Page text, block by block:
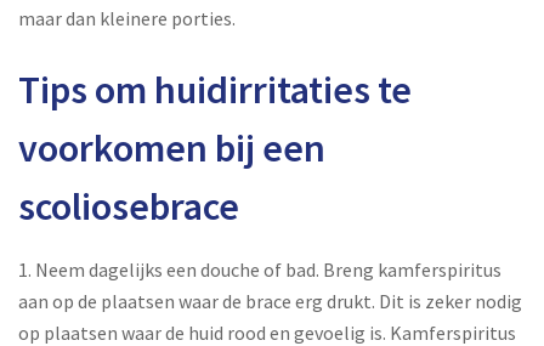
maar dan kleinere porties.
Tips om huidirritaties te
voorkomen bij een
scoliosebrace
1. Neem dagelijks een douche of bad. Breng kamferspiritus
aan op de plaatsen waar de brace erg drukt. Dit is zeker nodig
op plaatsen waar de huid rood en gevoelig is. Kamferspiritus